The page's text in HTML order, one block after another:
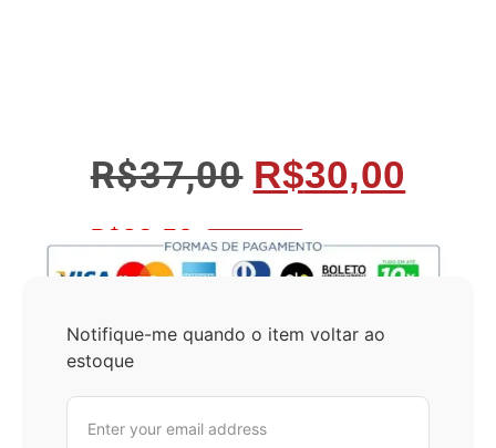
R$37,00 R$30,00
R$28,50 No Pix 5% OFF
Notifique-me quando o item voltar ao
estoque